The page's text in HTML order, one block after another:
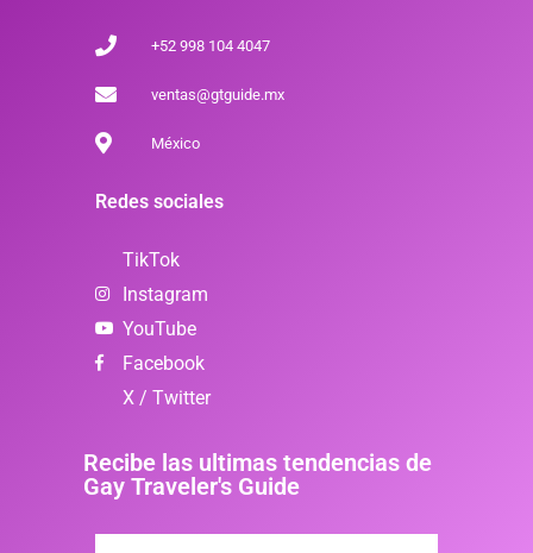
+52 998 104 4047
ventas@gtguide.mx
México
Redes sociales
TikTok
Instagram
YouTube
Facebook
X / Twitter
Recibe las ultimas tendencias de
Gay Traveler's Guide